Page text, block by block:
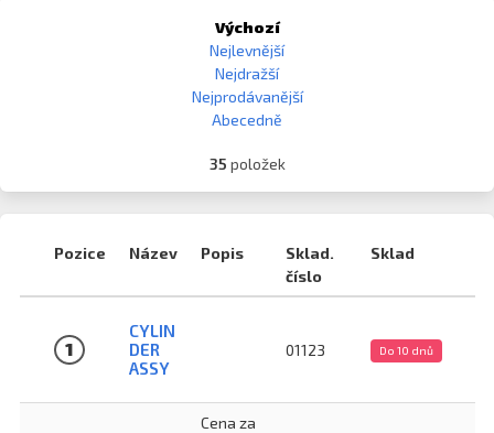
Výchozí
Nejlevnější
Nejdražší
Nejprodávanější
Abecedně
35 položek
Pozice Název Popis
Sklad.
číslo
Sklad
1
CYLIN
DER
ASSY
01123 Do 10 dnů
Cena za